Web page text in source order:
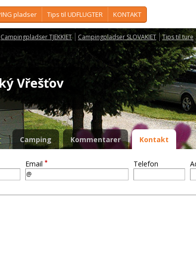
pladser Tips til UDFLUGTER KONTAKT
Campingpladser TJEKKIET Campingpladser SLOVAKIET Tips til ture
Vřešťov
Camping Kommentarer Kontakt
Email * Telefon